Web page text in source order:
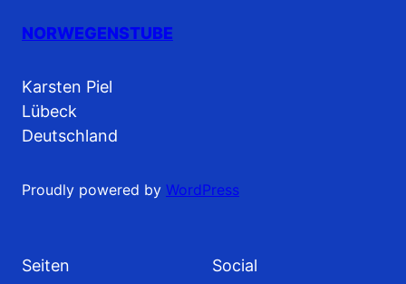
NORWEGENSTUBE
Karsten Piel
Lübeck
Deutschland
Proudly powered by WordPress
Seiten Social